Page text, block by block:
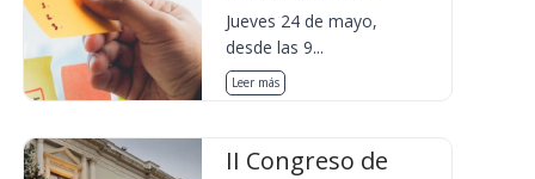
Jueves 24 de mayo,
desde las 9...
Leer más
II Congreso de